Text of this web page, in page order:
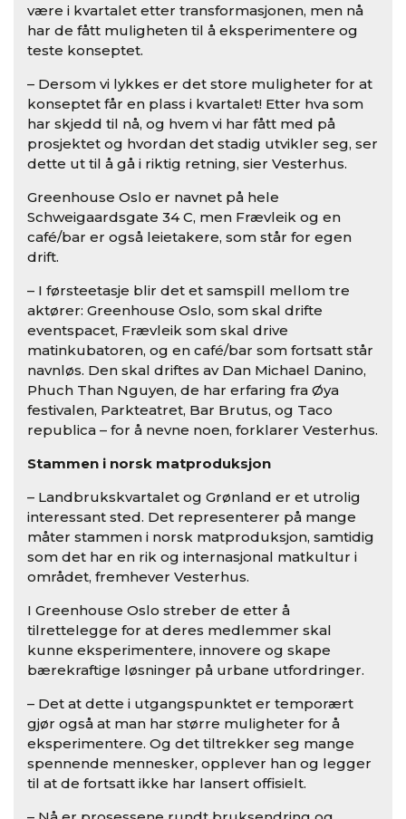
være i kvartalet etter transformasjonen, men nå
har de fått muligheten til å eksperimentere og
teste konseptet.
– Dersom vi lykkes er det store muligheter for at
konseptet får en plass i kvartalet! Etter hva som
har skjedd til nå, og hvem vi har fått med på
prosjektet og hvordan det stadig utvikler seg, ser
dette ut til å gå i riktig retning, sier Vesterhus.
Greenhouse Oslo er navnet på hele
Schweigaardsgate 34 C, men Frævleik og en
café/bar er også leietakere, som står for egen
drift.
– I førsteetasje blir det et samspill mellom tre
aktører: Greenhouse Oslo, som skal drifte
eventspacet, Frævleik som skal drive
matinkubatoren, og en café/bar som fortsatt står
navnløs. Den skal driftes av Dan Michael Danino,
Phuch Than Nguyen, de har erfaring fra Øya
festivalen, Parkteatret, Bar Brutus, og Taco
republica – for å nevne noen, forklarer Vesterhus.
Stammen i norsk matproduksjon
– Landbrukskvartalet og Grønland er et utrolig
interessant sted. Det representerer på mange
måter stammen i norsk matproduksjon, samtidig
som det har en rik og internasjonal matkultur i
området, fremhever Vesterhus.
I Greenhouse Oslo streber de etter å
tilrettelegge for at deres medlemmer skal
kunne eksperimentere, innovere og skape
bærekraftige løsninger på urbane utfordringer.
– Det at dette i utgangspunktet er temporært
gjør også at man har større muligheter for å
eksperimentere. Og det tiltrekker seg mange
spennende mennesker, opplever han og legger
til at de fortsatt ikke har lansert offisielt.